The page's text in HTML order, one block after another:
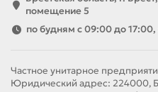
помещение 5
по будням с 09:00 до
Частное унитарное
Юридический адрес: 224000,